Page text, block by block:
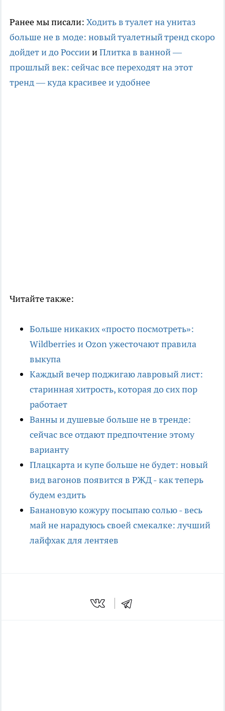
Ранее мы писали: Ходить в туалет на унитаз
больше не в моде: новый туалетный тренд скоро
дойдет и до РоссиииПлитка в ванной —
прошлый век: сейчас все переходят на этот
тренд — куда красивее и удобнее
Читайте также:
Больше никаких «просто посмотреть»:
Wildberries и Ozon ужесточают правила
выкупа
Каждый вечер поджигаю лавровый лист:
старинная хитрость, которая до сих пор
работает
Ванны и душевые больше не в тренде:
сейчас все отдают предпочтение этому
варианту
Плацкарта и купе больше не будет: новый
вид вагонов появится в РЖД - как теперь
будем ездить
Банановую кожуру посыпаю солью - весь
май не нарадуюсь своей смекалке: лучший
лайфхак для лентяев